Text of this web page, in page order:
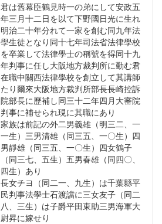
君は舊幕臣鶴見時一の弟にして安政五
年三月十二日を以て下野國日光に生れ
明治二十年分れて一家を創む同九年法
學生徒となり同十七年司法省法律學校
を卒業して法律學士の稱號を得同十九
年判事に任し大阪地方裁判所に勤む君
在職中關西法律學校を創立して其講師
たり爾來大阪地方裁判所部長長崎控訴
院部長に歷補し同三十二年四月大審院
判事に補せられ現に其職にあり
家族は前記の外二男義雄（明三二、一
一生）三男清雄（同三五、一〇生）四
男靜雄（同三五、一〇生）四女鶴子
（同三七、五生）五男春雄（同四〇、
四生）あり
長女チヨ（同二一、九生）は千葉縣平
民判事法學士石渡譡に三女友子（同二
八、三生）は子爵平田東助三男海軍大
尉昇に嫁せり